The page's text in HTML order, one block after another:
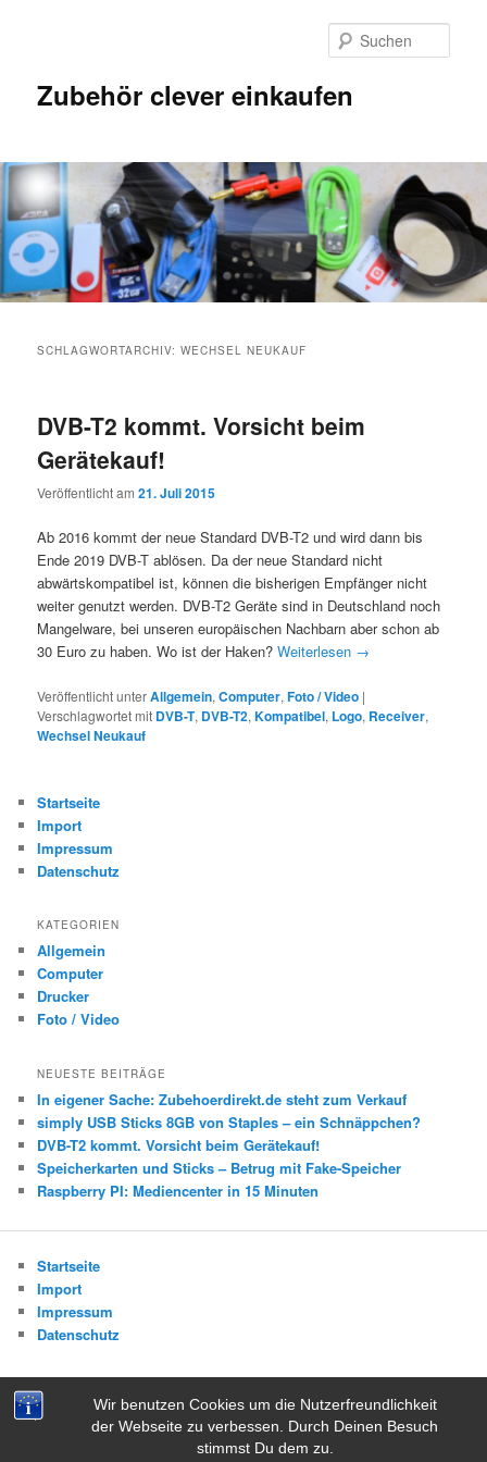
Wir benutzen Cookies um die Nutzerfreundlichkeit
der Webseite zu verbessen. Durch Deinen Besuch
stimmst Du dem zu.
Zubehör clever einkaufen
SCHLAGWORTARCHIV:WECHSEL NEUKAUF
DVB-T2 kommt. Vorsicht beim
Gerätekauf!
Veröffentlicht am21. Juli 2015
Ab 2016 kommt der neue Standard DVB-T2 und wird dann bis
Ende 2019 DVB-T ablösen. Da der neue Standard nicht
abwärtskompatibel ist, können die bisherigen Empfänger nicht
weiter genutzt werden. DVB-T2 Geräte sind in Deutschland noch
Mangelware, bei unseren europäischen Nachbarn aber schon ab
30 Euro zu haben. Wo ist der Haken?Weiterlesen →
Veröffentlicht unterAllgemein,Computer,Foto / Video |
Verschlagwortet mit DVB-T, DVB-T2,Kompatibel, Logo, Receiver,
Wechsel Neukauf
Startseite
Import
Impressum
Datenschutz
KATEGORIEN
Allgemein
Computer
Drucker
Foto / Video
NEUESTE BEITRÄGE
In eigener Sache: Zubehoerdirekt.de steht zum Verkauf
simply USB Sticks 8GB von Staples – ein Schnäppchen?
DVB-T2 kommt. Vorsicht beim Gerätekauf!
Speicherkarten und Sticks – Betrug mit Fake-Speicher
Raspberry PI: Mediencenter in 15 Minuten
Startseite
Import
Impressum
Datenschutz
Stolz präsentiert von WordPress